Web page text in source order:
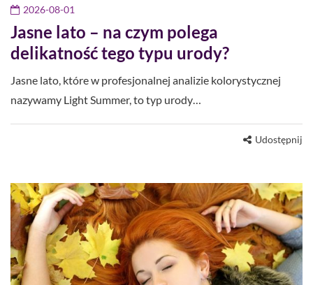
2026-08-01
Jasne lato – na czym polega
delikatność tego typu urody?
Jasne lato, które w profesjonalnej analizie kolorystycznej
nazywamy Light Summer, to typ urody…
Udostępnij